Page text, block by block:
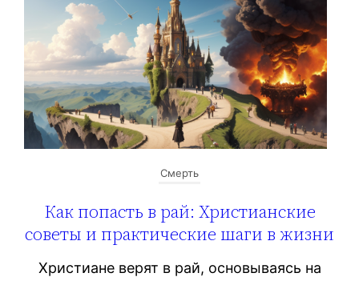
Смерть
Как попасть в рай: Христианские
советы и практические шаги в жизни
Христиане верят в рай, основываясь на